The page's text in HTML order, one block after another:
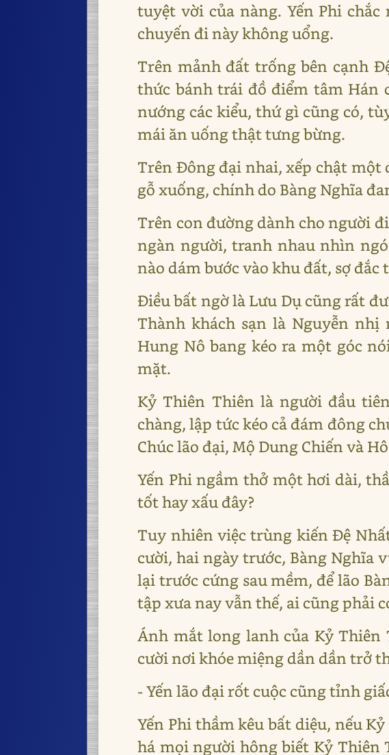
tuyệt vời của nàng. Yến Phi
chuyến đi này không uổng.
Trên mảnh đất trống bên cạnh
thức bánh trái đồ điểm tâm Hán
nướng các kiểu, thứ gì cũng có,
mái ăn uống thật tưng bừng.
Trên Đông đại nhai, xếp chật một
gỗ xuống, chính do Bàng Nghĩa
Trên con đường dành cho người
ngàn người, tranh nhau nhìn
nào dám bước vào khu đất, sợ đắc
Điều bất ngờ là Lưu Dụ cũng rất
Thành khách sạn là Nguyễn
Hung Nô bang kéo ra một góc
mặt.
Kỷ Thiên Thiên là người đầu
chàng, lập tức kéo cả đám đông
Chúc lão đại, Mộ Dung Chiến và
Yến Phi ngầm thở một hơi dài,
tốt hay xấu đây?
Tuy nhiên việc trùng kiến Đệ
cười, hai ngày trước, Bàng Nghĩa
lại trước cứng sau mềm, để lão
tập xưa nay vẫn thế, ai cũng phải
Ánh mắt long lanh của Kỷ Thiên
cười nơi khóe miệng dần dần trở
- Yến lão đại rốt cuộc cũng tỉnh
Yến Phi thầm kêu bất diệu, nếu
há mọi người hông biết Kỷ Thiên